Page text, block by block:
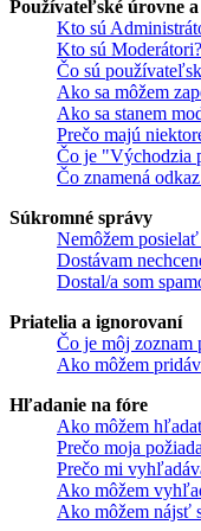
Používateľské úrovne
Kto sú
Kto sú Moderátori?
Čo sú
Ako sa môžem
Ako sa stanem
Prečo majú
Čo je "Východzia
Čo znamená
Súkromné správy
Nemôžem
Dostávam
Dostal/a som
Priatelia a ignorovaní
Čo je môj zoznam
Ako môžem
Hľadanie na fóre
Ako môžem
Prečo moja
Prečo mi
Ako môžem
Ako môžem nájsť